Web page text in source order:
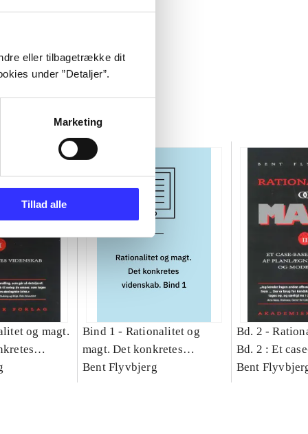
eller tilbagetrække dit
under ”Detaljer”.
Marketing
Tillad alle
og magt.
Bind 1 - Rationalitet og
magt. Det konkretes
videnskab. Bind 1
Bent Flyvbjerg
Bd. 2 -
Bd. 2 : Et
studie af
Bent